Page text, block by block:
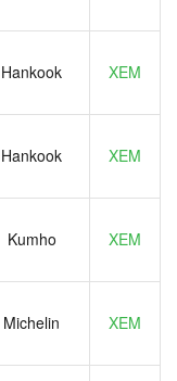
Hankook XEM
Hankook XEM
Kumho XEM
Michelin XEM